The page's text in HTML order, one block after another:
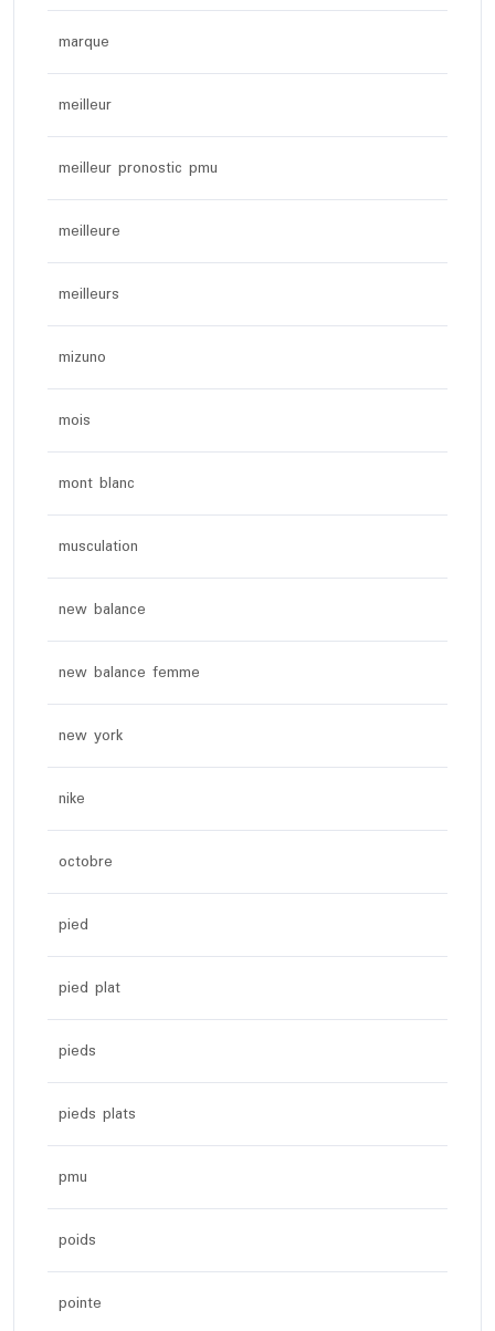
marque
meilleur
meilleur pronostic pmu
meilleure
meilleurs
mizuno
mois
mont blanc
musculation
new balance
new balance femme
new york
nike
octobre
pied
pied plat
pieds
pieds plats
pmu
poids
pointe